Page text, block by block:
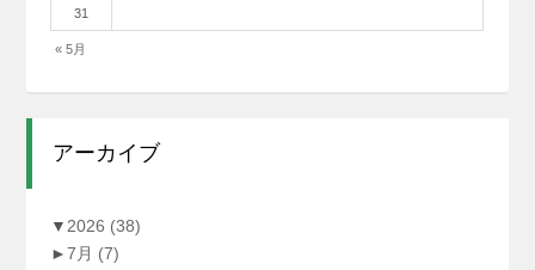
« 5月
31
アーカイブ
▼2026 (38)
►7月 (7)